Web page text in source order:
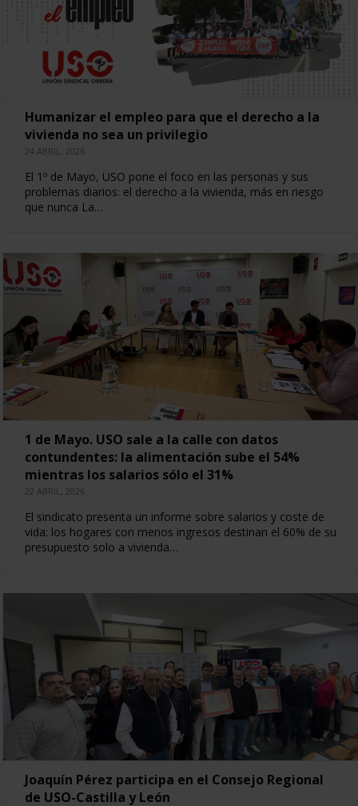
Humanizar el empleo para que el derecho a la
vivienda no sea un privilegio
24 ABRIL, 2026
El 1º de Mayo, USO pone el foco en las personas y sus
problemas diarios: el derecho a la vivienda, más en riesgo
que nunca La…
1 de Mayo. USO sale a la calle con datos
contundentes: la alimentación sube el 54%
mientras los salarios sólo el 31%
22 ABRIL, 2026
El sindicato presenta un informe sobre salarios y coste de
vida: los hogares con menos ingresos destinan el 60% de su
presupuesto solo a vivienda…
Joaquín Pérez participa en el Consejo Regional
de USO-Castilla y León